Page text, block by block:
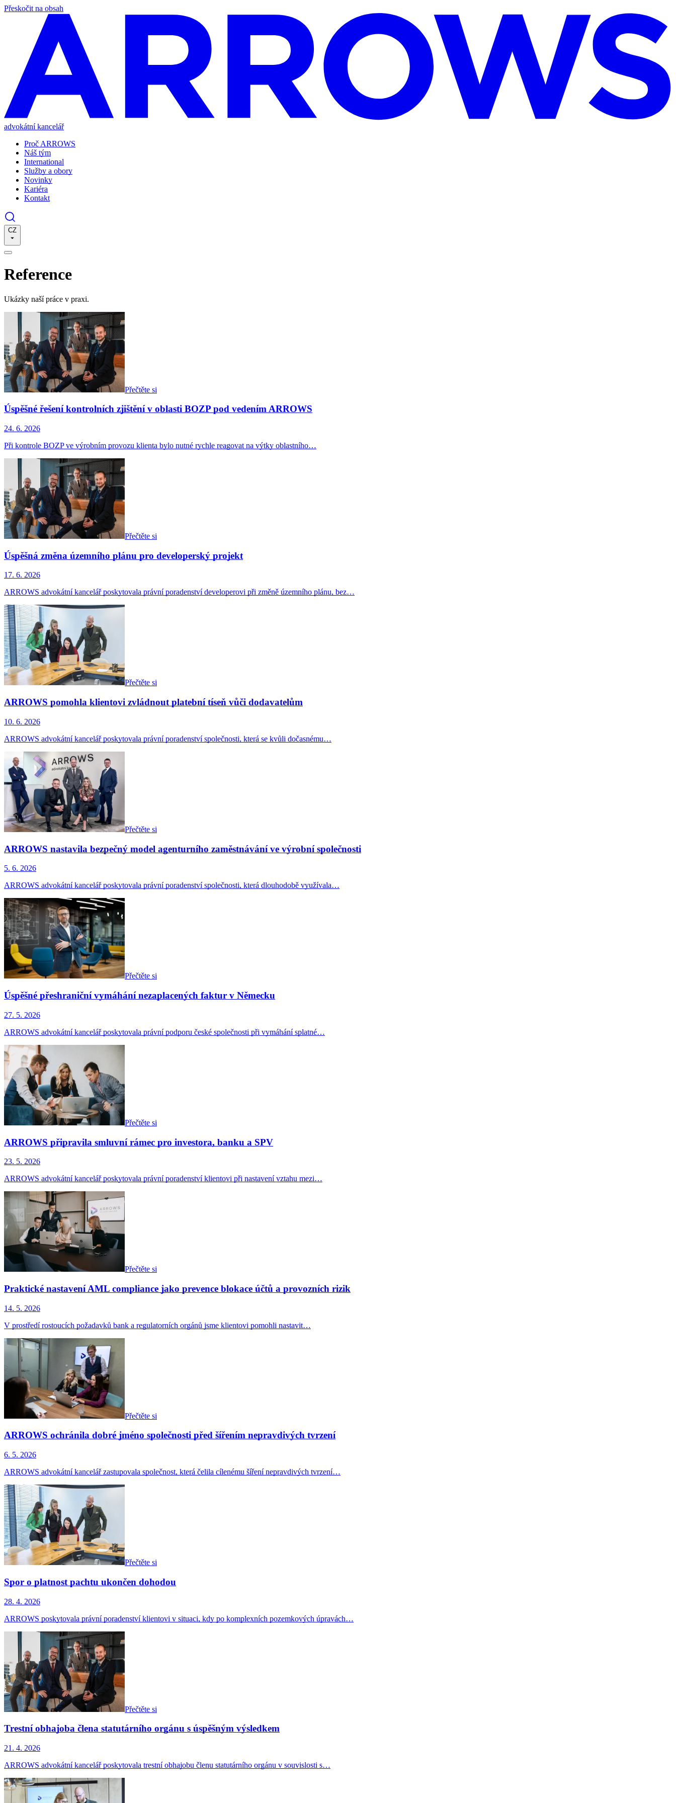
Přeskočit na obsah
advokátní kancelář
Proč ARROWS
Náš tým
International
Služby a obory
Novinky
Kariéra
Kontakt
CZ
Reference
Ukázky naší práce v praxi.
Přečtěte si
Úspěšné řešení kontrolních zjištění v oblasti BOZP pod vedením ARROWS
24. 6. 2026
Při kontrole BOZP ve výrobním provozu klienta bylo nutné rychle reagovat na výtky oblastního…
Přečtěte si
Úspěšná změna územního plánu pro developerský projekt
17. 6. 2026
ARROWS advokátní kancelář poskytovala právní poradenství developerovi při změně územního plánu, bez…
Přečtěte si
ARROWS pomohla klientovi zvládnout platební tíseň vůči dodavatelům
10. 6. 2026
ARROWS advokátní kancelář poskytovala právní poradenství společnosti, která se kvůli dočasnému…
Přečtěte si
ARROWS nastavila bezpečný model agenturního zaměstnávání ve výrobní společnosti
5. 6. 2026
ARROWS advokátní kancelář poskytovala právní poradenství společnosti, která dlouhodobě využívala…
Přečtěte si
Úspěšné přeshraniční vymáhání nezaplacených faktur v Německu
27. 5. 2026
ARROWS advokátní kancelář poskytovala právní podporu české společnosti při vymáhání splatné…
Přečtěte si
ARROWS připravila smluvní rámec pro investora, banku a SPV
23. 5. 2026
ARROWS advokátní kancelář poskytovala právní poradenství klientovi při nastavení vztahu mezi…
Přečtěte si
Praktické nastavení AML compliance jako prevence blokace účtů a provozních rizik
14. 5. 2026
V prostředí rostoucích požadavků bank a regulatorních orgánů jsme klientovi pomohli nastavit…
Přečtěte si
ARROWS ochránila dobré jméno společnosti před šířením nepravdivých tvrzení
6. 5. 2026
ARROWS advokátní kancelář zastupovala společnost, která čelila cílenému šíření nepravdivých tvrzení…
Přečtěte si
Spor o platnost pachtu ukončen dohodou
28. 4. 2026
ARROWS poskytovala právní poradenství klientovi v situaci, kdy po komplexních pozemkových úpravách…
Přečtěte si
Trestní obhajoba člena statutárního orgánu s úspěšným výsledkem
21. 4. 2026
ARROWS advokátní kancelář poskytovala trestní obhajobu členu statutárního orgánu v souvislosti s…